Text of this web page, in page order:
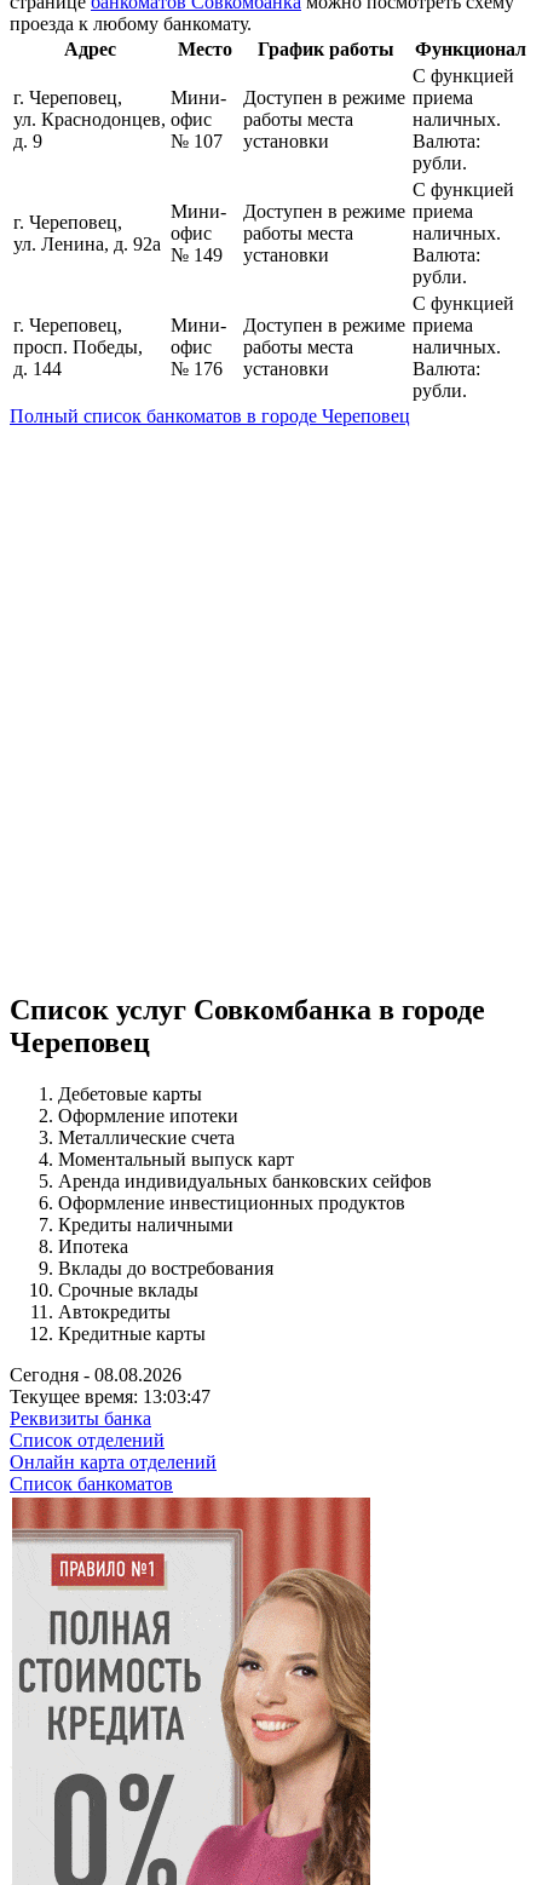
проезда к любому банкомату.
Адрес
Место График работы Функционал
г. Череповец,
ул. Краснодонцев,
д. 9
Мини-
офис
№ 107
Доступен в режиме
работы места
установки
С функцией
приема
наличных.
Валюта:
рубли.
г. Череповец,
ул. Ленина, д. 92а
Мини-
офис
№ 149
Доступен в режиме
работы места
установки
С функцией
приема
наличных.
Валюта:
рубли.
г. Череповец,
просп. Победы,
д. 144
Мини-
офис
№ 176
Доступен в режиме
работы места
установки
С функцией
приема
наличных.
Валюта:
рубли.
Полный список банкоматов в городе Череповец
Список услуг Совкомбанка в городе
Череповец
Дебетовые карты
Оформление ипотеки
Металлические счета
Моментальный выпуск карт
Аренда индивидуальных банковских сейфов
Оформление инвестиционных продуктов
Кредиты наличными
Ипотека
Вклады до востребования
Срочные вклады
Автокредиты
Кредитные карты
Сегодня - 08.08.2026
Текущее время: 13:03:48
Реквизиты банка
Список отделений
Онлайн карта отделений
Список банкоматов